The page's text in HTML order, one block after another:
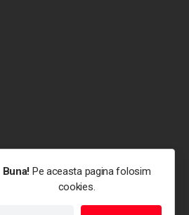
Buna! Pe aceasta pagina folosim
cookies.